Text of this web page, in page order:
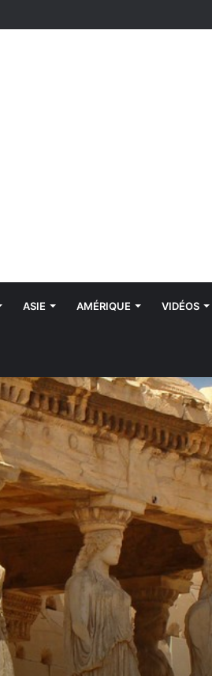
ASIE AMÉRIQUE VIDÉOS